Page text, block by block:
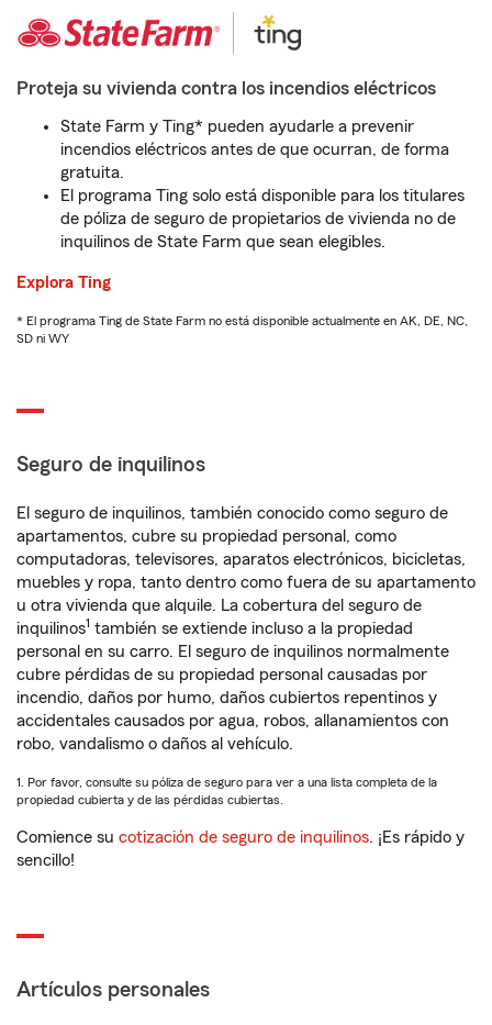
Proteja su vivienda contra los incendios eléctricos
State Farm y Ting* pueden ayudarle a prevenir
incendios eléctricos antes de que ocurran, de forma
gratuita.
El programa Ting solo está disponible para los titulares
de póliza de seguro de propietarios de vivienda no de
inquilinos de State Farm que sean elegibles.
Explora Ting
* El programa Ting de State Farm no está disponible actualmente en AK, DE, NC,
SD ni WY
Seguro de inquilinos
El seguro de inquilinos, también conocido como seguro de
apartamentos, cubre su propiedad personal, como
computadoras, televisores, aparatos electrónicos, bicicletas,
muebles y ropa, tanto dentro como fuera de su apartamento
u otra vivienda que alquile. La cobertura del seguro de
inquilinos1 también se extiende incluso a la propiedad
personal en su carro. El seguro de inquilinos normalmente
cubre pérdidas de su propiedad personal causadas por
incendio, daños por humo, daños cubiertos repentinos y
accidentales causados por agua, robos, allanamientos con
robo, vandalismo o daños al vehículo.
1. Por favor, consulte su póliza de seguro para ver a una lista completa de la
propiedad cubierta y de las pérdidas cubiertas.
Comience su cotización de seguro de inquilinos. ¡Es rápido y
sencillo!
Artículos personales